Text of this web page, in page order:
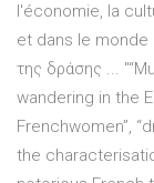
l'économie, la
et dans le monde
της δράσης ...
wandering in the
Frenchwomen”,
the